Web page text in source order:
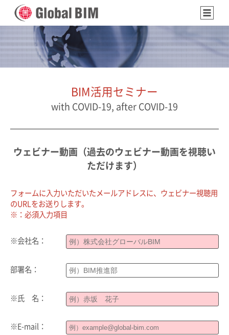
BIM活用セミナー
with COVID-19, after COVID-19
ウェビナー動画（過去のウェビナー動画を視聴い
ただけます）
フォームに入力いただいたメールアドレスに、ウェビナー視聴用
のURLをお送りします。
※：必須入力項目
※会社名：
部署名：
※氏 名：
※E-mail：